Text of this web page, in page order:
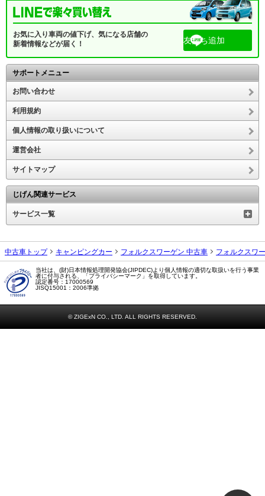
お気に入り車両の値下げ、気になる店舗の
新着情報などが届く！
友だち追加
サポートメニュー
利用規約
個人情報の取り扱いについて
運営会社
サイトマップ
じげん関連サービス
サービス一覧
中古車トップ フォルクスワ
当社は、(財)日本情報処理開発協会(JIPDEC)より個人情報の適切な取扱いを行う事業
認定番号：17000569
© ZIGExN CO., LTD. ALL RIGHTS RESERVED.